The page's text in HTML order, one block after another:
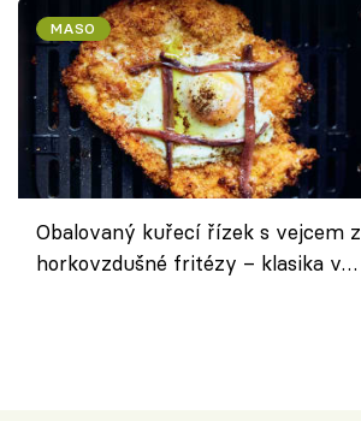
MASO
Obalovaný kuřecí řízek s vejcem z
horkovzdušné fritézy – klasika v